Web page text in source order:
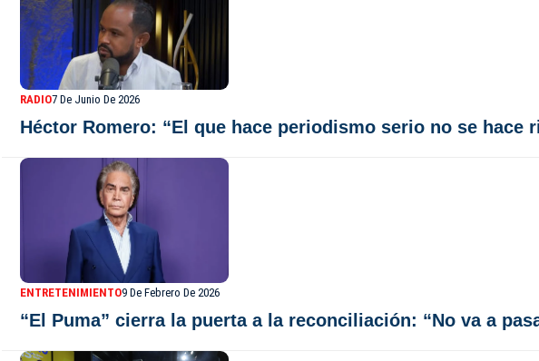
RADIO7 De Junio De 2026
Héctor Romero: “El que hace periodismo serio no se hace
ENTRETENIMIENTO9 De Febrero De 2026
“El Puma” cierra la puerta a la reconciliación: “No va a